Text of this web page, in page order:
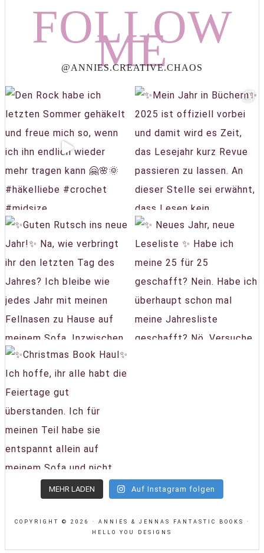
FOLLOW
ME
@ANNIES.CREATIVE.CHAOS
MEHR LADEN Auf Instagram folgen
COPYRIGHT © 2026 · ANNIES & JENNAS FANTASTIC BOOKS ·
HELLO YOU DESIGNS